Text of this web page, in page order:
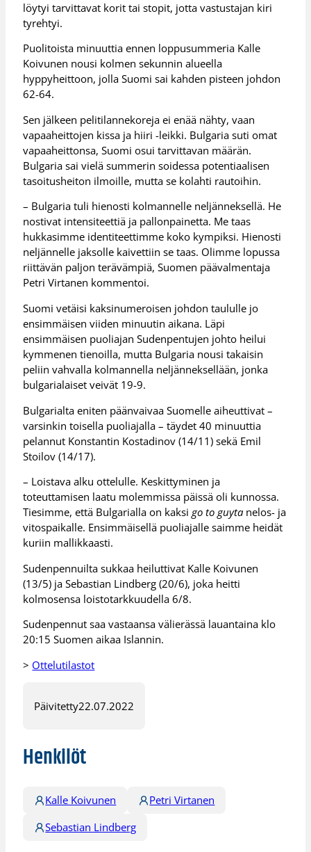
löytyi tarvittavat korit tai stopit, jotta vastustajan kiri
tyrehtyi.
Puolitoista minuuttia ennen loppusummeria Kalle
Koivunen nousi kolmen sekunnin alueella
hyppyheittoon, jolla Suomi sai kahden pisteen johdon
62-64.
Sen jälkeen pelitilannekoreja ei enää nähty, vaan
vapaaheittojen kissa ja hiiri -leikki. Bulgaria suti omat
vapaaheittonsa, Suomi osui tarvittavan määrän.
Bulgaria sai vielä summerin soidessa potentiaalisen
tasoitusheiton ilmoille, mutta se kolahti rautoihin.
– Bulgaria tuli hienosti kolmannelle neljänneksellä. He
nostivat intensiteettiä ja pallonpainetta. Me taas
hukkasimme identiteettimme koko kympiksi. Hienosti
neljännelle jaksolle kaivettiin se taas. Olimme lopussa
riittävän paljon terävämpiä, Suomen päävalmentaja
Petri Virtanen kommentoi.
Suomi vetäisi kaksinumeroisen johdon taululle jo
ensimmäisen viiden minuutin aikana. Läpi
ensimmäisen puoliajan Sudenpentujen johto heilui
kymmenen tienoilla, mutta Bulgaria nousi takaisin
peliin vahvalla kolmannella neljänneksellään, jonka
bulgarialaiset veivät 19-9.
Bulgarialta eniten päänvaivaa Suomelle aiheuttivat –
varsinkin toisella puoliajalla – täydet 40 minuuttia
pelannut Konstantin Kostadinov (14/11) sekä Emil
Stoilov (14/17).
– Loistava alku ottelulle. Keskittyminen ja
toteuttamisen laatu molemmissa päissä oli kunnossa.
Tiesimme, että Bulgarialla on kaksigo to guyta nelos- ja
vitospaikalle. Ensimmäisellä puoliajalle saimme heidät
kuriin mallikkaasti.
Sudenpennuilta sukkaa heiluttivat Kalle Koivunen
(13/5) ja Sebastian Lindberg (20/6), joka heitti
kolmosensa loistotarkkuudella 6/8.
Sudenpennut saa vastaansa välierässä lauantaina klo
20:15 Suomen aikaa Islannin.
> Ottelutilastot
Päivitetty22.07.2022
Henkilöt
Kalle Koivunen
Petri Virtanen
Sebastian Lindberg